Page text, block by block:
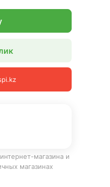
магазина и
магазинах